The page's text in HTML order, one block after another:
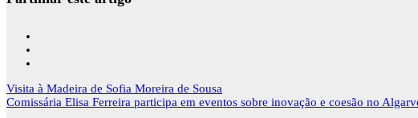
Navegação
de
Visita à Madeira de Sofia Moreira de Sousa
Comissária Elisa Ferreira participa em eventos sobre inovação e coesão no